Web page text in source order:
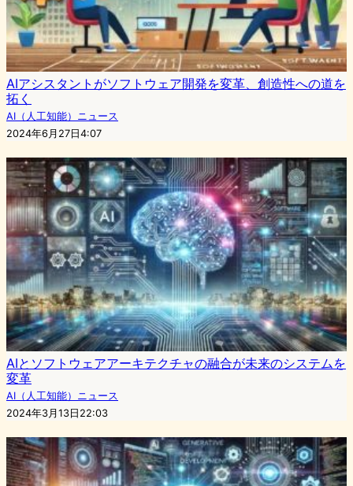
AIアシスタントがソフトウェア開発を変革、創造性への道を
拓く
AI（人工知能）ニュース
2024年6月27日4:07
AIとソフトウェアアーキテクチャの融合が未来のシステムを
変革
AI（人工知能）ニュース
2024年3月13日22:03